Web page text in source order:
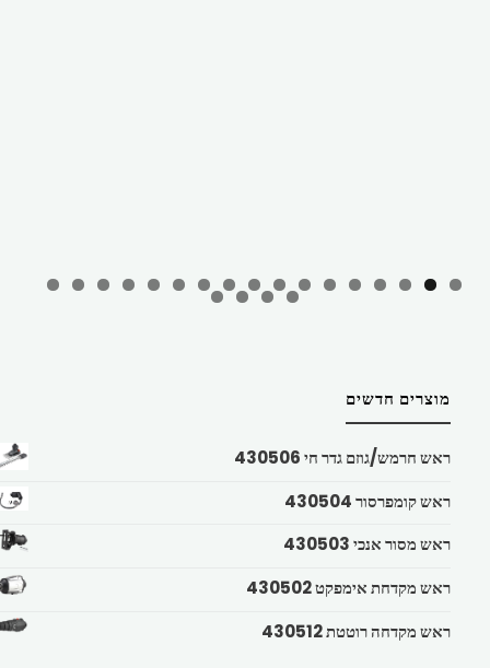
מוצרים חדשים
ראש חרמש/גוזם גדר חי 430506
ראש קומפרסור 430504
ראש מסור אנכי 430503
ראש מקדחת אימפקט 430502
ראש מקדחה רוטטת 430512